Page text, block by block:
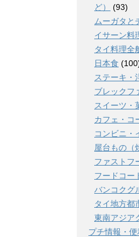
ど）
(93)
ムーガタと
イサーン料
タイ料理全
日本食
ステーキ・
ブレックフ
スイーツ・
カフェ・コ
コンビニ・
屋台もの（
ファストフ
フードコー
バンコクグ
タイ地方都
東南アジア
プチ情報・